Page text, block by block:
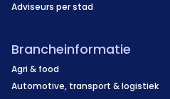
Adviseurs per stad
Brancheinformatie
Agri & food
Automotive, transport & logistiek